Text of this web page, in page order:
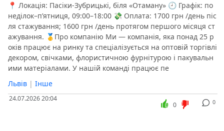
📍 Локація: Пасіки-Зубрицькі, біля «Отаману» 🕘 Графік: по
неділок–п’ятниця, 09:00–18:00 💸 Оплата: 1700 грн /день піс
ля стажування; 1600 грн /день протягом першого місяця ст
ажування. 🥇Про компанію Ми — компанія, яка понад 25 р
оків працює на ринку та спеціалізується на оптовій торгівлі
декором, свічками, флористичною фурнітурою і пакувальн
ими матеріалами. У нашій команді працює пе
Львів | Інше
24.07.2026 20:04 0
0